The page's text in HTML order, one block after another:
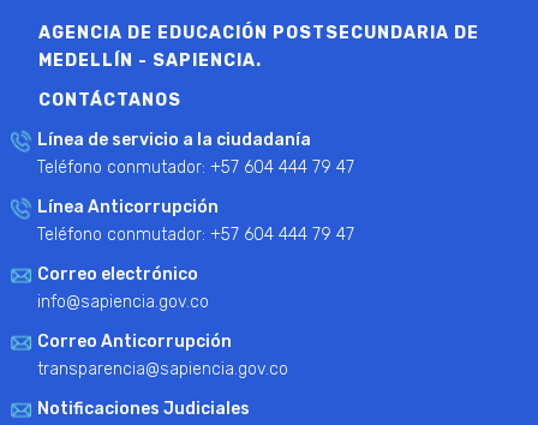
AGENCIA DE EDUCACIÓN POSTSECUNDARIA DE
MEDELLÍN - SAPIENCIA.
CONTÁCTANOS
Línea de servicio a la ciudadanía
Teléfono conmutador: +57 604 444 79 47
Línea Anticorrupción
Teléfono conmutador: +57 604 444 79 47
Correo electrónico
info@sapiencia.gov.co
Correo Anticorrupción
transparencia@sapiencia.gov.co
Notificaciones Judiciales